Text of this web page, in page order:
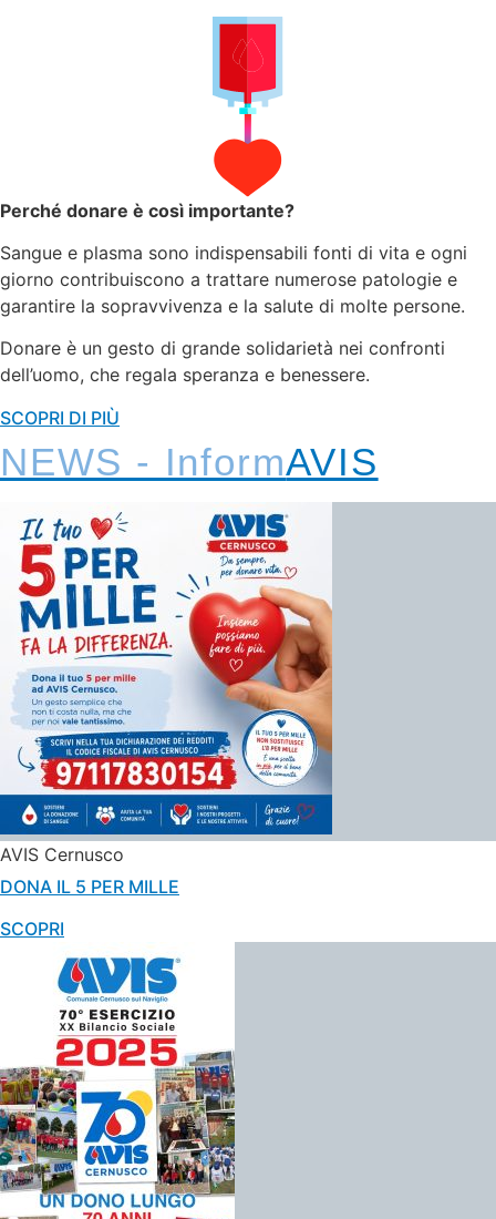
Perché donare è così importante?
Sangue e plasma sono indispensabili fonti di vita e ogni
giorno contribuiscono a trattare numerose patologie e
garantire la sopravvivenza e la salute di molte persone.
Donare è un gesto di grande solidarietà nei confronti
dell’uomo, che regala speranza e benessere.
SCOPRI DI PIÙ
NEWS - InformAVIS
AVIS Cernusco
DONA IL 5 PER MILLE
SCOPRI